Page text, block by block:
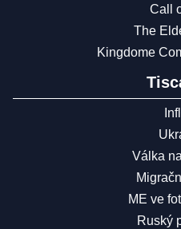
Call
The
Kingdome
Válka
ME ve
Ruský